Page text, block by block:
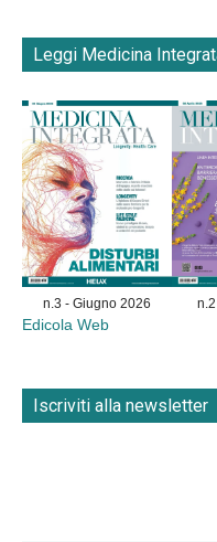
Leggi Medicina
n.3 - Giugno 2026
Edicola Web
Iscriviti alla newsletter